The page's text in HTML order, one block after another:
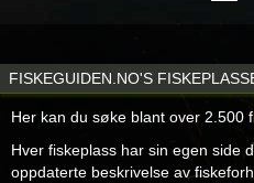
FISKEGUIDEN.NO'S
Her kan du søke blant over 2.500
Hver fiskeplass har sin egen side
oppdaterte beskrivelse av